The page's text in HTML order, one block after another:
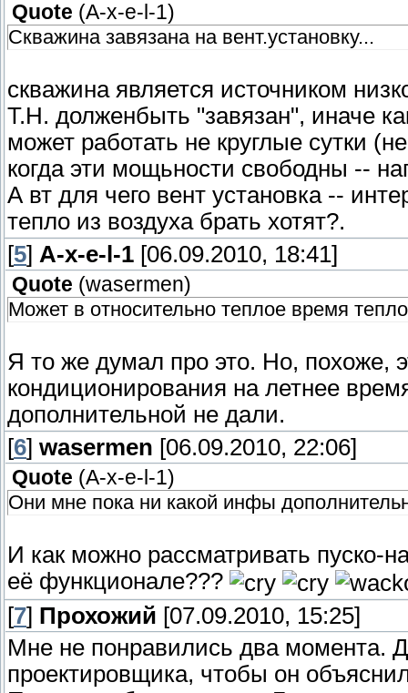
Quote (A-x-e-l-1)
Скважина завязана на вент.установку...
скважина является источником
Т.Н. долженбыть "завязан", иначе
может работать не круглые сутки
когда эти мощьности свободны --
А вт для чего вент установка --
тепло из воздуха брать хотят?.
[5] A-x-e-l-1 [06.09.2010, 18:41]
Quote (wasermen)
Может в относительно теплое время
Я то же думал про это. Но, похоже,
кондиционирования на летнее
дополнительной не дали.
[6] wasermen [06.09.2010, 22:06]
Quote (A-x-e-l-1)
Они мне пока ни какой инфы
И как можно рассматривать пуско-
её функционале???
[7] Прохожий [07.09.2010, 15:25]
Мне не понравились два момента.
проектировщика, чтобы он